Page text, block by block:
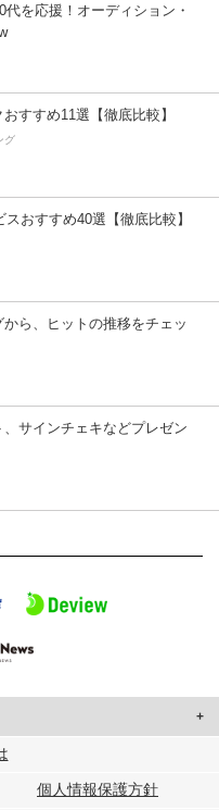
を応援！オーディション・
すすめ11選【徹底比較】
グ
おすすめ40選【徹底比較】
ら、ヒットの推移をチェッ
サインチェキなどプレゼン
に合わせたコンテンツや広告の
個人情報保護方針